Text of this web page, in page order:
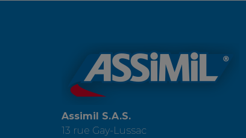
Assimil S.A.S.
13 rue Gay-Lussac